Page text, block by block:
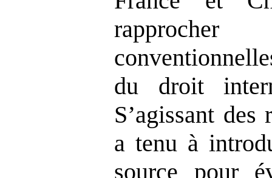
du droit
S’agissant des
a tenu à
source pour